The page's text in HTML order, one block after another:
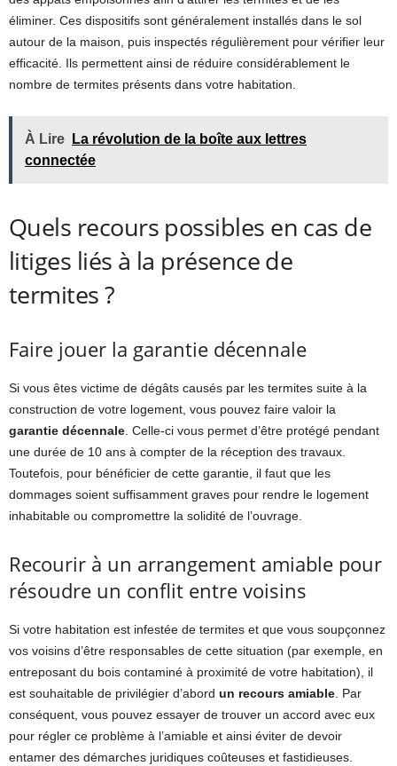
éliminer. Ces dispositifs sont généralement installés dans le sol
autour de la maison, puis inspectés régulièrement pour vérifier leur
efficacité. Ils permettent ainsi de réduire considérablement le
nombre de termites présents dans votre habitation.
À Lire
La révolution de la boîte aux lettres
connectée
Quels recours possibles en cas de
litiges liés à la présence de
termites ?
Faire jouer la garantie décennale
Si vous êtes victime de dégâts causés par les termites suite à la
construction de votre logement, vous pouvez faire valoir la
garantie décennale . Celle-ci vous permet d’être protégé pendant
une durée de 10 ans à compter de la réception des travaux.
Toutefois, pour bénéficier de cette garantie, il faut que les
dommages soient suffisamment graves pour rendre le logement
inhabitable ou compromettre la solidité de l’ouvrage.
Recourir à un arrangement amiable pour
résoudre un conflit entre voisins
Si votre habitation est infestée de termites et que vous soupçonnez
vos voisins d’être responsables de cette situation (par exemple, en
entreposant du bois contaminé à proximité de votre habitation), il
est souhaitable de privilégier d’abord un recours amiable . Par
conséquent, vous pouvez essayer de trouver un accord avec eux
pour régler ce problème à l’amiable et ainsi éviter de devoir
entamer des démarches juridiques coûteuses et fastidieuses.